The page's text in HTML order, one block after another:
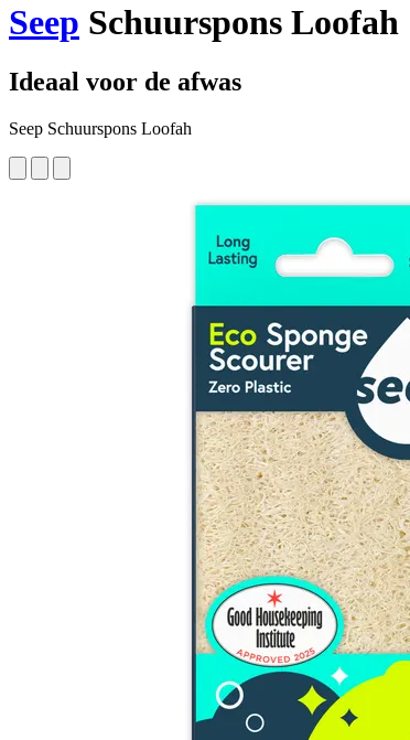
Seep Schuurspons Loofah
Ideaal voor de afwas
Seep Schuurspons Loofah